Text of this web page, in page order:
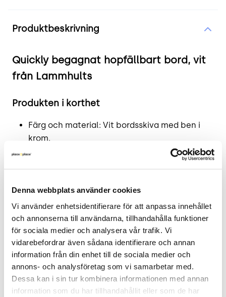
Denna webbplats använder cookies
Vi använder enhetsidentifierare för att anpassa innehållet
och annonserna till användarna, tillhandahålla funktioner
för sociala medier och analysera vår trafik. Vi
vidarebefordrar även sådana identifierare och annan
information från din enhet till de sociala medier och
annons- och analysföretag som vi samarbetar med.
Dessa kan i sin tur kombinera informationen med annan
information som du har tillhandahållit eller som de har
Produktbeskrivning
Quickly begagnat hopfällbart bord, vit
från Lammhults
Produkten i korthet
Färg och material: Vit bordsskiva med ben i
krom.
Mått: Höjd 71,5 cm x Bredd 120 cm x Djup 60
2 års garanti
Mer om Quickly
Quickly från Lammhults är det perfekta valet för
dig som söker en flexibel lösning för ditt hem eller
kontor. Detta smarta hopfällbara bord kombinerar
funktionalitet med en ren och stilren design, vilket
gör det lämpligt för både små och stora